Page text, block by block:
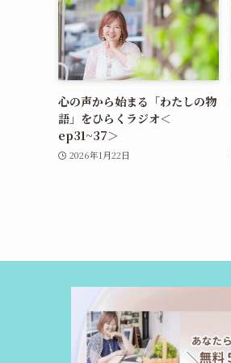
心の声から始まる「わたしの物
語」をひらくラジオ＜
ep31~37＞
2026年1月22日